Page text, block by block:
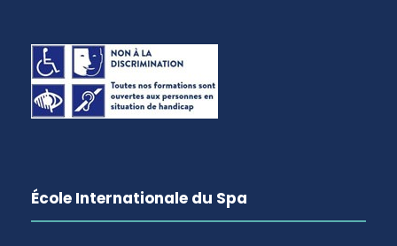
École Internationale du Spa